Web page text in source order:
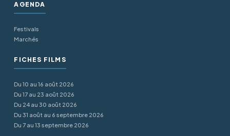
AGENDA
Festivals
Marchés
FICHES FILMS
Du 10 au 16 août 2026
Du 17 au 23 août 2026
Du 24 au 30 août 2026
Du 31 août au 6 septembre 2026
Du 7 au 13 septembre 2026